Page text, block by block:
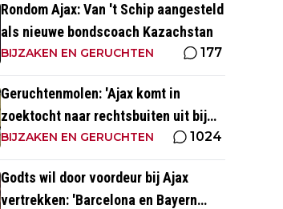
Rondom Ajax: Van 't Schip aangesteld
als nieuwe bondscoach Kazachstan
BIJZAKEN EN GERUCHTEN 177
Geruchtenmolen: 'Ajax komt in
zoektocht naar rechtsbuiten uit bij
Couto'
BIJZAKEN EN GERUCHTEN 1024
Godts wil door voordeur bij Ajax
vertrekken: 'Barcelona en Bayern